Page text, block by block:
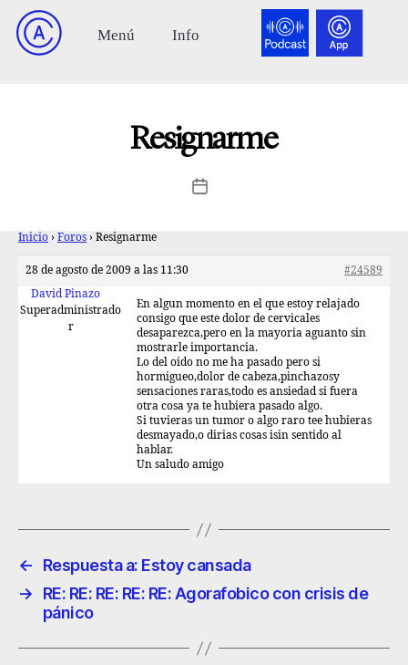
Resignarme
Inicio › Foros › Resignarme
28 de agosto de 2009 a las 11:30
#24589
David Pinazo
Superadministrado
r
En algun momento en el que estoy relajado
consigo que este dolor de cervicales
desaparezca,pero en la mayoria aguanto sin
mostrarle importancia.
Lo del oido no me ha pasado pero si
hormigueo,dolor de cabeza,pinchazosy
sensaciones raras,todo es ansiedad si fuera
otra cosa ya te hubiera pasado algo.
Si tuvieras un tumor o algo raro tee hubieras
desmayado,o dirias cosas isin sentido al
hablar.
Un saludo amigo
←
Respuesta a: Estoy cansada
→
RE: RE: RE: RE: RE: Agorafobico con crisis de
pánico